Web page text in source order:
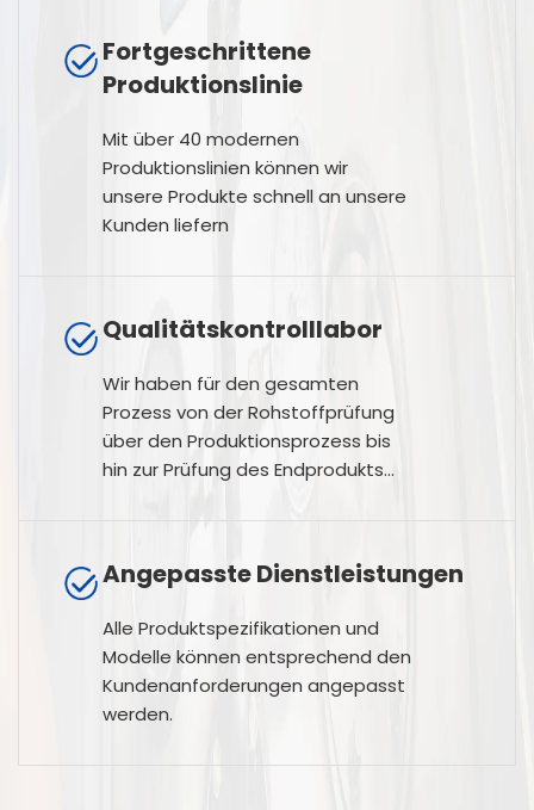
Fortgeschrittene
Produktionslinie
Mit über 40 modernen
Produktionslinien können wir
unsere Produkte schnell an unsere
Kunden liefern
Qualitätskontrolllabor
Wir haben für den gesamten
Prozess von der Rohstoffprüfung
über den Produktionsprozess bis
hin zur Prüfung des Endprodukts
Qualitätskontrollsystem
Angepasste Dienstleistungen
Alle Produktspezifikationen und
Modelle können entsprechend den
Kundenanforderungen angepasst
werden.